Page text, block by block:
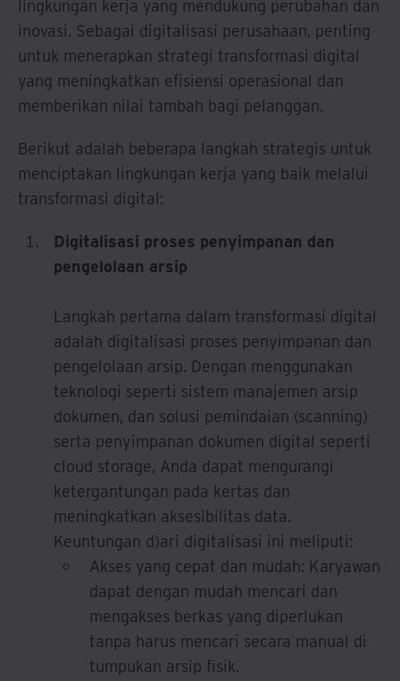
lingkungan kerja yang mendukung perubahan dan
inovasi. Sebagai digitalisasi perusahaan, penting
untuk menerapkan strategi transformasi digital
yang meningkatkan efisiensi operasional dan
memberikan nilai tambah bagi pelanggan.
Berikut adalah beberapa langkah strategis untuk
menciptakan lingkungan kerja yang baik melalui
transformasi digital:
Digitalisasi proses penyimpanan dan
pengelolaan arsip
Langkah pertama dalam transformasi digital
adalah digitalisasi proses penyimpanan dan
pengelolaan arsip. Dengan menggunakan
teknologi seperti sistem manajemen arsip
dokumen, dan solusi pemindaian (scanning)
serta penyimpanan dokumen digital seperti
cloud storage, Anda dapat mengurangi
ketergantungan pada kertas dan
meningkatkan aksesibilitas data.
Keuntungan d)ari digitalisasi ini meliputi:
Akses yang cepat dan mudah: Karyawan
dapat dengan mudah mencari dan
mengakses berkas yang diperlukan
tanpa harus mencari secara manual di
tumpukan arsip fisik.